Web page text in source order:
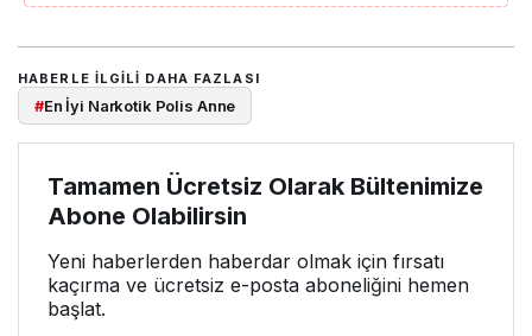
HABERLE ILGILI DAHA FAZLASI
#En İyi Narkotik Polis Anne
Tamamen Ücretsiz Olarak Bültenimize
Abone Olabilirsin
Yeni haberlerden haberdar olmak için fırsatı
kaçırma ve ücretsiz e-posta aboneliğini hemen
başlat.